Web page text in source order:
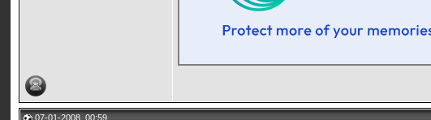
07-01-2008, 00:59